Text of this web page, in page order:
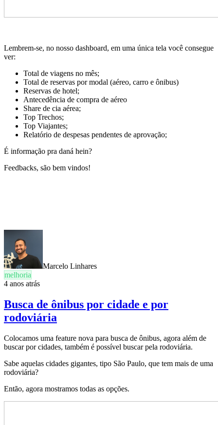
Lembrem-se, no nosso dashboard, em uma única tela você consegue
ver:
Total de viagens no mês;
Total de reservas por modal (aéreo, carro e ônibus)
Reservas de hotel;
Antecedência de compra de aéreo
Share de cia aérea;
Top Trechos;
Top Viajantes;
Relatório de despesas pendentes de aprovação;
É informação pra daná hein?
Feedbacks, são bem vindos!
Marcelo Linhares
melhoria
4 anos atrás
Busca de ônibus por cidade e por
rodoviária
Colocamos uma feature nova para busca de ônibus, agora além de
buscar por cidades, também é possível buscar pela rodoviária.
Sabe aquelas cidades gigantes, tipo São Paulo, que tem mais de uma
rodoviária?
Então, agora mostramos todas as opções.